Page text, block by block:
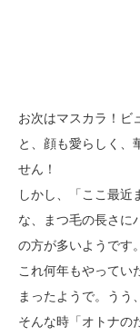
お次はマスカラ！ビ
と、顔も愛らしく、
せん！
しかし、「ここ最近
な、まつ毛の長さ
の方が多いようです
これ何年もやってい
まったようで。うう
そんな時「オトナの